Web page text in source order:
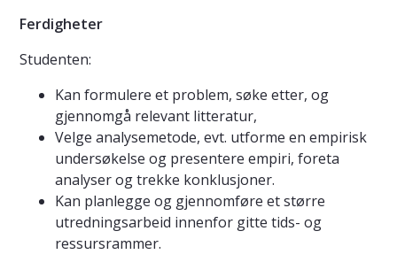
Ferdigheter
Studenten:
Kan formulere et problem, søke etter, og
gjennomgå relevant litteratur,
Velge analysemetode, evt. utforme en empirisk
undersøkelse og presentere empiri, foreta
analyser og trekke konklusjoner.
Kan planlegge og gjennomføre et større
utredningsarbeid innenfor gitte tids- og
ressursrammer.